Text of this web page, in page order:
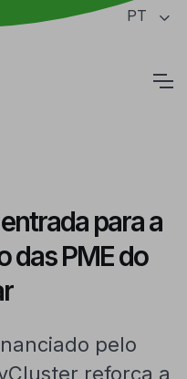
página PT
para a
das PME do
pelo
reforça a